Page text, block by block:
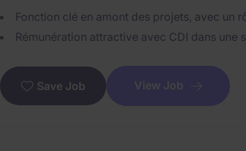
Fonction clé en amont des projets, avec un
Rémunération attractive avec CDI dans une
Save Job View Job